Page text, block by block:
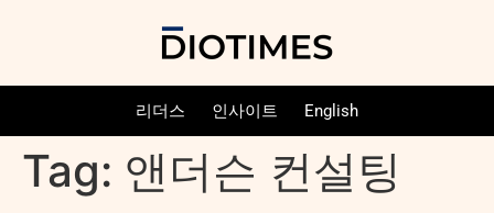
리더스 인사이트 English
Tag: 앤더슨 컨설팅